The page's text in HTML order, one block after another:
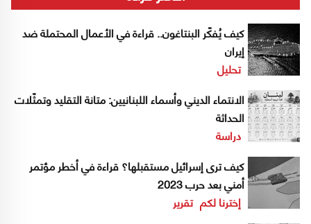
كيف يُفكّر البنتاغون.. قراءة في الأعمال المحتملة ضد
إيران
تحليل
الانتماء الديني وأسماء اللبنانيين: متانة التقليد وتمثّلات
الحداثة
دراسة
كيف ترى إسرائيل مستقبلها؟ قراءة في أخطر مؤتمر
أمني بعد حرب 2023
إخترنا لكم تقرير